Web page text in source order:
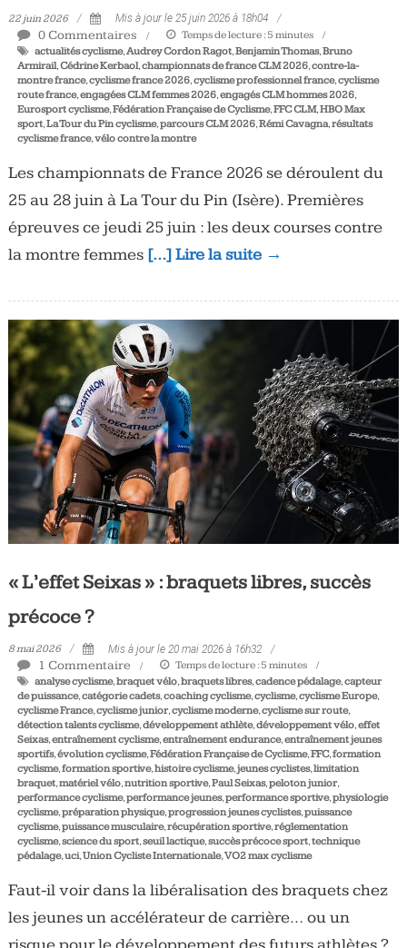
22 juin 2026 Mis à jour le 25 juin 2026 à 18h04
0 Commentaires Temps de lecture : 5 minutes
actualités cyclisme,Audrey Cordon Ragot,Benjamin Thomas,Bruno
Armirail,Cédrine Kerbaol,championnats de france CLM 2026,contre-la-
montre france,cyclisme france 2026,cyclisme professionnel france,cyclisme
route france,engagées CLM femmes 2026,engagés CLM hommes 2026,
Eurosport cyclisme,Fédération Française de Cyclisme,FFC CLM,HBO Max
sport,La Tour du Pin cyclisme,parcours CLM 2026,Rémi Cavagna,résultats
cyclisme france,vélo contre la montre
Les championnats de France 2026 se déroulent du
25 au 28 juin à La Tour du Pin (Isère). Premières
épreuves ce jeudi 25 juin : les deux courses contre
la montre femmes […] Lire la suite →
« L’effet Seixas » : braquets libres, succès
précoce ?
8 mai 2026 Mis à jour le 20 mai 2026 à 16h32
1 Commentaire Temps de lecture : 5 minutes
analyse cyclisme,braquet vélo,braquets libres,cadence pédalage,capteur
de puissance,catégorie cadets,coaching cyclisme,cyclisme,cyclisme Europe,
cyclisme France,cyclisme junior,cyclisme moderne,cyclisme sur route,
détection talents cyclisme,développement athlète,développement vélo,effet
Seixas,entraînement cyclisme,entraînement endurance,entraînement jeunes
sportifs,évolution cyclisme,Fédération Française de Cyclisme,FFC,formation
cyclisme,formation sportive,histoire cyclisme,jeunes cyclistes,limitation
braquet,matériel vélo,nutrition sportive,Paul Seixas,peloton junior,
performance cyclisme,performance jeunes,performance sportive,physiologie
cyclisme,préparation physique,progression jeunes cyclistes,puissance
cyclisme,puissance musculaire,récupération sportive,réglementation
cyclisme,science du sport,seuil lactique,succès précoce sport,technique
pédalage,uci,Union Cycliste Internationale,VO2 max cyclisme
Faut-il voir dans la libéralisation des braquets chez
les jeunes un accélérateur de carrière… ou un